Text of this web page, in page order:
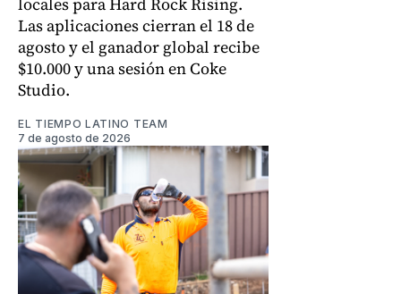
Las aplicaciones cierran el 18 de
agosto y el ganador global recibe
$10.000 y una sesión en Coke
Studio.
EL TIEMPO LATINO TEAM
7 de agosto de 2026